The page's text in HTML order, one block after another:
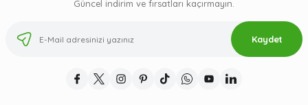
Güncel indirim ve fırsatları kaçırmayın.
Kaydet